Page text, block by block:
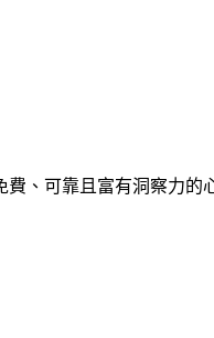
、可靠且富有洞察力的